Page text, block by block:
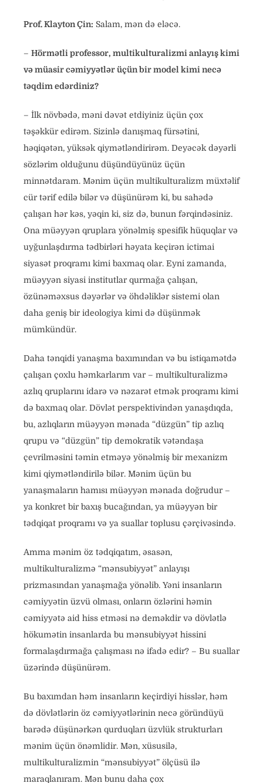
Prof. Klayton Çin: Salam, mən də eləcə.
– Hörmətli professor, multikulturalizmi anlayış kimi
və müasir cəmiyyətlər üçün bir model kimi necə
təqdim edərdiniz?
– İlk növbədə, məni dəvət etdiyiniz üçün çox
təşəkkür edirəm. Sizinlə danışmaq fürsətini,
həqiqətən, yüksək qiymətləndirirəm. Deyəcək dəyərli
sözlərim olduğunu düşündüyünüz üçün
minnətdaram. Mənim üçün multikulturalizm müxtəlif
cür tərif edilə bilər və düşünürəm ki, bu sahədə
çalışan hər kəs, yəqin ki, siz də, bunun fərqindəsiniz.
Ona müəyyən qruplara yönəlmiş spesifik hüquqlar və
uyğunlaşdırma tədbirləri həyata keçirən ictimai
siyasət proqramı kimi baxmaq olar. Eyni zamanda,
müəyyən siyasi institutlar qurmağa çalışan,
özünəməxsus dəyərlər və öhdəliklər sistemi olan
daha geniş bir ideologiya kimi də düşünmək
mümkündür.
Daha tənqidi yanaşma baxımından və bu istiqamətdə
çalışan çoxlu həmkarlarım var – multikulturalizmə
azlıq qruplarını idarə və nəzarət etmək proqramı kimi
də baxmaq olar. Dövlət perspektivindən yanaşdıqda,
bu, azlıqların müəyyən mənada “düzgün” tip azlıq
qrupu və “düzgün” tip demokratik vətəndaşa
çevrilməsini təmin etməyə yönəlmiş bir mexanizm
kimi qiymətləndirilə bilər. Mənim üçün bu
yanaşmaların hamısı müəyyən mənada doğrudur –
ya konkret bir baxış bucağından, ya müəyyən bir
tədqiqat proqramı və ya suallar toplusu çərçivəsində.
Amma mənim öz tədqiqatım, əsasən,
multikulturalizmə “mənsubiyyət” anlayışı
prizmasından yanaşmağa yönəlib. Yəni insanların
cəmiyyətin üzvü olması, onların özlərini həmin
cəmiyyətə aid hiss etməsi nə deməkdir və dövlətlə
hökumətin insanlarda bu mənsubiyyət hissini
formalaşdırmağa çalışması nə ifadə edir? – Bu suallar
üzərində düşünürəm.
Bu baxımdan həm insanların keçirdiyi hisslər, həm
də dövlətlərin öz cəmiyyətlərinin necə göründüyü
barədə düşünərkən qurduqları üzvlük strukturları
mənim üçün önəmlidir. Mən, xüsusilə,
multikulturalizmin “mənsubiyyət” ölçüsü ilə
maraqlanıram. Mən bunu daha çox